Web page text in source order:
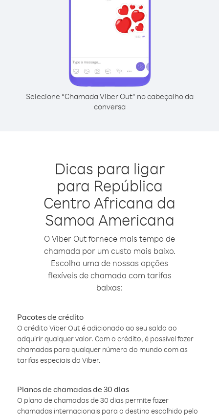
Selecione “Chamada Viber Out” no cabeçalho da
conversa
Dicas para ligar
para República
Centro Africana da
Samoa Americana
O Viber Out fornece mais tempo de
chamada por um custo mais baixo.
Escolha uma de nossas opções
flexíveis de chamada com tarifas
baixas:
Pacotes de crédito
O crédito Viber Out é adicionado ao seu saldo ao
adquirir qualquer valor. Com o crédito, é possível fazer
chamadas para qualquer número do mundo com as
tarifas especiais do Viber.
Planos de chamadas de 30 dias
O plano de chamadas de 30 dias permite fazer
chamadas internacionais para o destino escolhido pelo